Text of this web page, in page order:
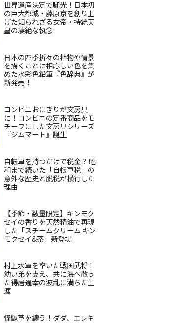
世界遺産決定で脚光！日本初
の巨大都城・藤原京を創り上
げた知られざる女帝・持統天
皇の凄絶な執念
日本の四季折々の植物や情景
を描くことに相応しい色を集
めた水彩色鉛筆『色辞典』が
新発売！
コンビニおにぎりが文房具
に！コンビニの定番商品をモ
チーフにした文房具シリーズ
『ジムマート』誕生
自転車を持つだけで税金？ 昭
和まで続いた「自転車税」の
意外な歴史と脱税が横行した
理由
【季節・数量限定】キンモク
セイの香りを天然精油で再現
した「スチームクリーム キン
モクセイ&茶」新登場
村上水軍を率いた戦国武将！
幼い弟を支え、共に海へ散っ
た得居通幸の波乱に満ちた生
涯
怪獣革を纏う！ダダ、エレキ